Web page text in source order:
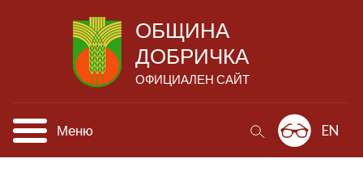
ОБЩИНА
ДОБРИЧКА
ОФИЦИАЛЕН САЙТ
Меню EN